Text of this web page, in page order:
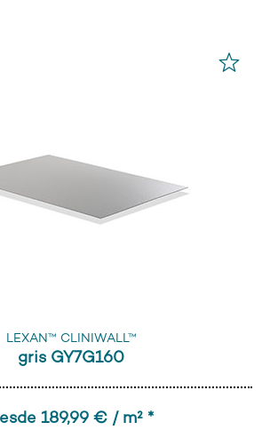
LEXAN™ CLINIWALL™
gris GY7G160
189,99 € / m² *